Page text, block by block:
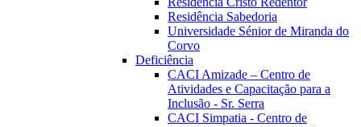
Residência Sabedoria
Universidade Sénior de Miranda do
Corvo
Deficiência
CACI Amizade – Centro de
Atividades e Capacitação para a
Inclusão - Sr. Serra
CACI Simpatia - Centro de